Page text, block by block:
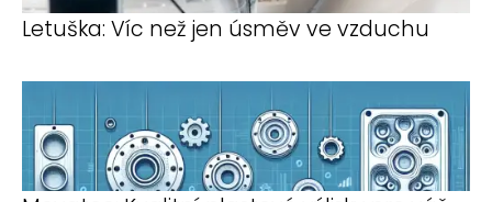
Letuška: Víc než jen úsměv ve vzduchu